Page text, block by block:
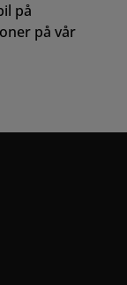
på
på vår